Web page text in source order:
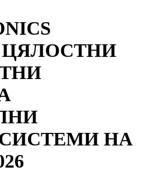
ЦЯЛОСТНИ
НА